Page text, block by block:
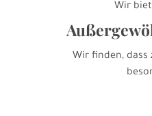
Wir
Wir finden, dass